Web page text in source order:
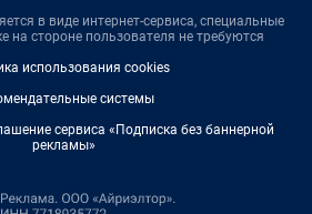
в виде интернет-сервиса, специальные
на стороне пользователя не требуются
использования cookies
системы
сервиса «Подписка без баннерной
рекламы»